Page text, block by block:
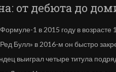
от дебюта до
1 в 2015 году в возрасте
Булл» в 2016-м он быстро
выиграл четыре титула